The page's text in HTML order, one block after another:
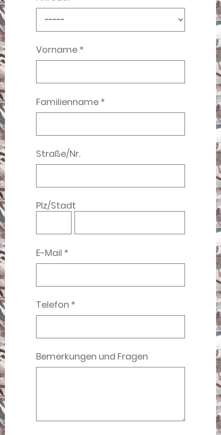
Vorname *
Familienname *
Straße/Nr.
Plz/Stadt
E-Mail *
Telefon *
Bemerkungen und Fragen